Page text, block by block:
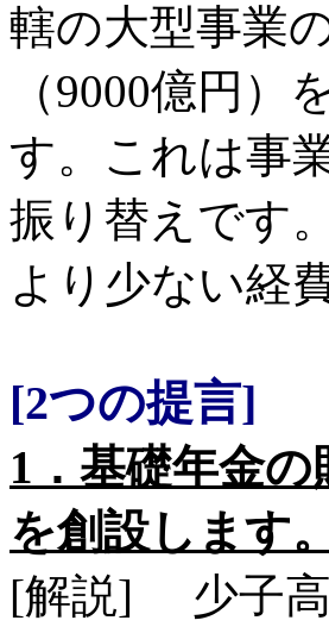
轄の大型事業
（9000億円
す。これは事
振り替えです
より少ない経
[2つの提言]
1．基礎年金
を創設します。
[解説] 少子高